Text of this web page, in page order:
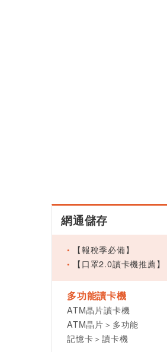
網通儲存
【報稅季必備】
【口罩2.0讀卡機推薦】
多功能讀卡機
ATM晶片讀卡機
ATM晶片＞多功能
記憶卡＞讀卡機